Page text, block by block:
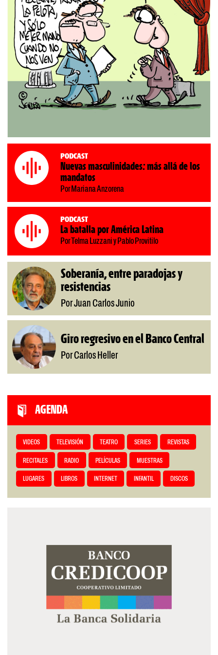
Podcast
Nuevas masculinidades: más allá de los
mandatos
Por Mariana Anzorena
Podcast
La batalla por América Latina
Por Telma Luzzani y Pablo Provitilo
Soberanía, entre paradojas y
resistencias
Por Juan Carlos Junio
Giro regresivo en el Banco Central
Por Carlos Heller
AGENDA
VIDEOS TELEVISIÓN TEATRO SERIES REVISTAS
RECITALES RADIO PELÍCULAS MUESTRAS
LUGARES LIBROS INTERNET INFANTIL DISCOS